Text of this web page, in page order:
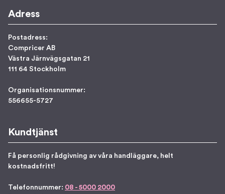
Adress
Postadress:
Compricer AB
Västra Järnvägsgatan 21
111 64 Stockholm
Organisationsnummer:
556655-5727
Kundtjänst
Få personlig rådgivning av våra handläggare, helt
kostnadsfritt!
Telefonnummer: 08 - 5000 2000